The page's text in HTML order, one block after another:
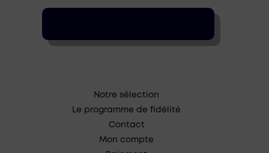
Notre sélection
Le programme de fidélité
Contact
Mon compte